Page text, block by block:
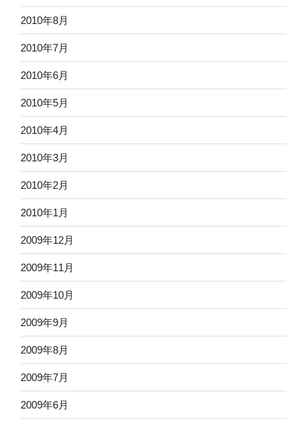
2010年8月
2010年7月
2010年6月
2010年5月
2010年4月
2010年3月
2010年2月
2010年1月
2009年12月
2009年11月
2009年10月
2009年9月
2009年8月
2009年7月
2009年6月